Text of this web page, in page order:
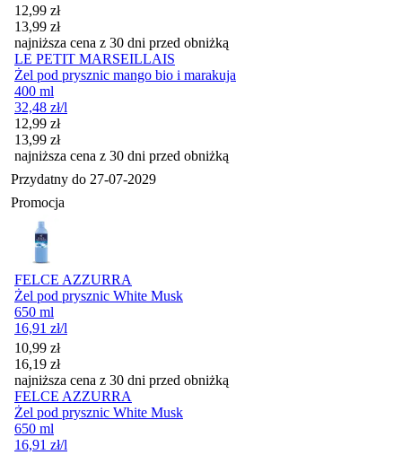
Cena promocyjna
12,99 zł
13,99 zł
najniższa cena z 30 dni przed obniżką
LE PETIT MARSEILLAIS
Żel pod prysznic mango bio i marakuja
400 ml
32,48 zł/l
Cena promocyjna
12,99 zł
13,99 zł
najniższa cena z 30 dni przed obniżką
Przydatny do 27-07-2029
Promocja
FELCE AZZURRA
Żel pod prysznic White Musk
650 ml
16,91 zł/l
Cena promocyjna
10,99 zł
16,19 zł
najniższa cena z 30 dni przed obniżką
FELCE AZZURRA
Żel pod prysznic White Musk
650 ml
16,91 zł/l